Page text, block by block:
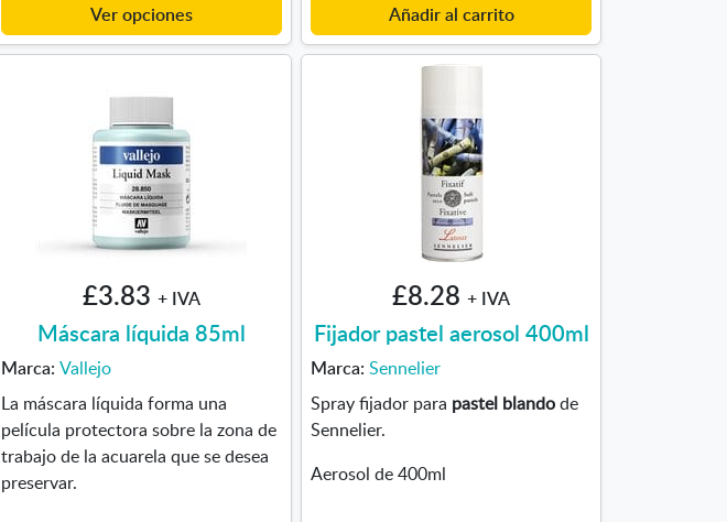
Ver opciones Añadir al carrito
£3.83 + IVA
Máscara líquida 85ml
Marca: Vallejo
La máscara líquida forma una
película protectora sobre la zona de
trabajo de la acuarela que se desea
preservar.
£8.28 + IVA
Fijador pastel aerosol 400ml
Marca: Sennelier
Spray fijador para pastel blandode
Sennelier.
Aerosol de 400ml